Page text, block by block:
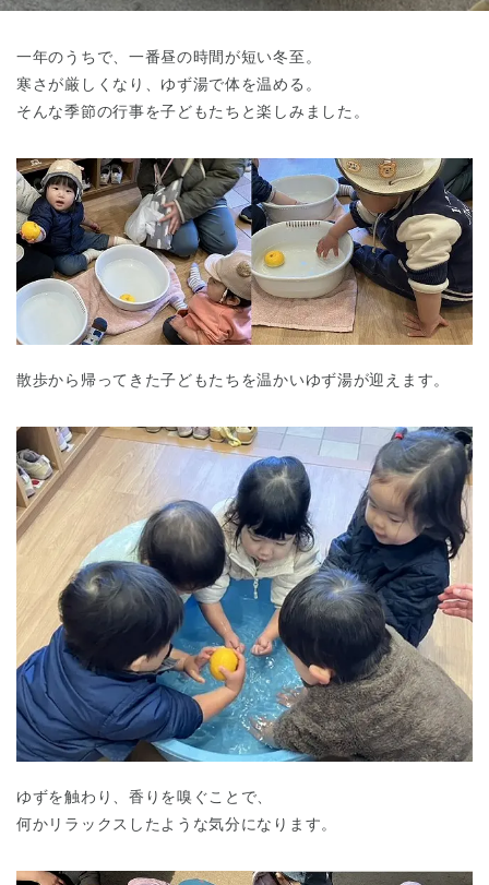
一年のうちで、一番昼の時間が短い冬至。
寒さが厳しくなり、ゆず湯で体を温める。
そんな季節の行事を子どもたちと楽しみました。
散歩から帰ってきた子どもたちを温かいゆず湯が迎えます。
ゆずを触わり、香りを嗅ぐことで、
何かリラックスしたような気分になります。